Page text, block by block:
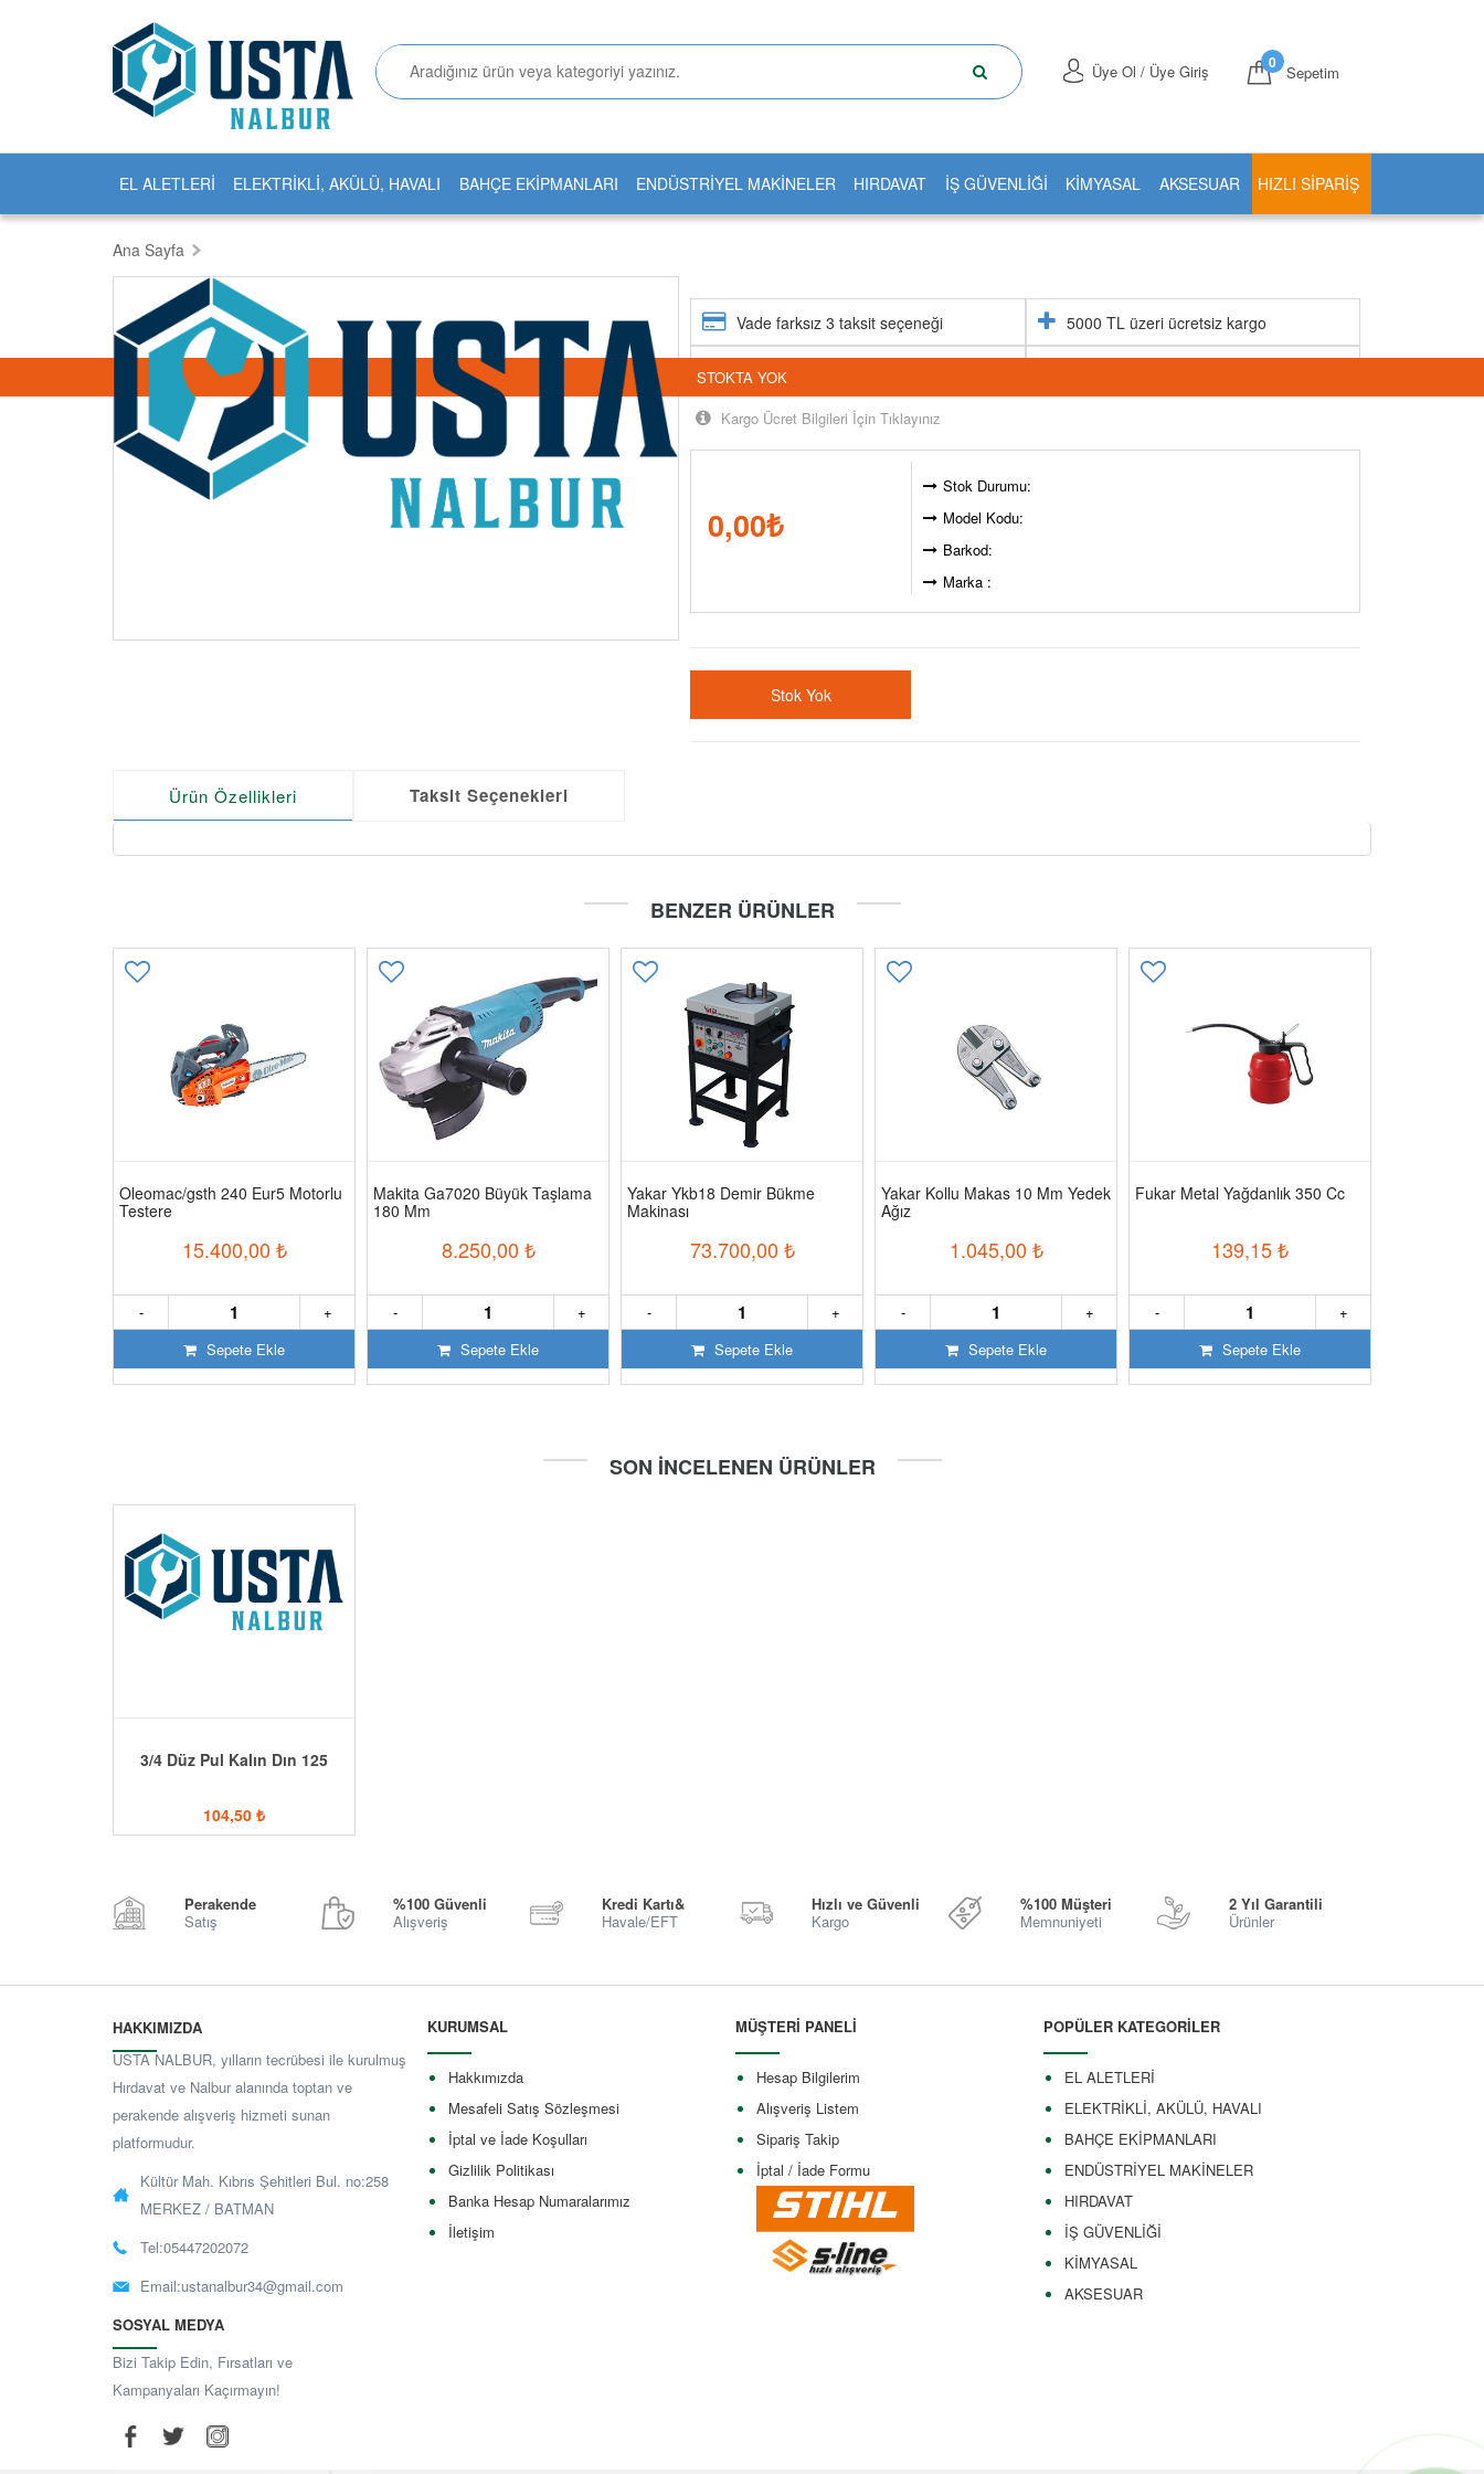
Sepetim
0
Üye Ol / Üye Giriş
EL ALETLERİ ELEKTRİKLİ, AKÜLÜ, HAVALI BAHÇE EKİPMANLARI ENDÜSTRİYEL MAKİNELER HIRDAVAT İŞ GÜVENLİĞİ KİMYASAL AKSESUAR HIZLI SIPARIŞ
Ana Sayfa
Vade farksız 3 taksit seçeneği 5000 TL üzeri ücretsiz kargo
24 saatte kargoda
Kargo Ücret Bilgileri İçin Tıklayınız
0,00₺
Stok Durumu:
STOKTA YOK
Model Kodu:
Barkod:
Marka :
Stok Yok
Ürün Özellikleri Taksit Seçenekleri
BENZER ÜRÜNLER
Oleomac/gsth 240 Eur5 Motorlu
Testere
15.400,00 ₺
+
-
Sepete Ekle
Makita Ga7020 Büyük Taşlama
180 Mm
8.250,00 ₺
+
-
Sepete Ekle
Yakar Ykb18 Demir Bükme
Makinası
73.700,00 ₺
+
-
Sepete Ekle
Yakar Kollu Makas 10 Mm Yedek
Ağız
1.045,00 ₺
+
-
Sepete Ekle
Fukar Metal Yağdanlık 350 Cc
139,15₺
+
-
Sepete Ekle
SON İNCELENEN ÜRÜNLER
3/4 Düz Pul Kalın Dın 125
104,50 ₺
Perakende
Satış
%100 Güvenli
Alışveriş
Kredi Kartı&
Havale/EFT
Hızlı ve Güvenli
Kargo
%100 Müşteri
Memnuniyeti
2 Yıl Garantili
Ürünler
HAKKIMIZDA
USTA NALBUR, yılların tecrübesi ile kurulmuş
Hırdavat ve Nalbur alanında toptan ve
perakende alışveriş hizmeti sunan
platformudur.
Kültür Mah. Kıbrıs Şehitleri Bul. no:258
MERKEZ / BATMAN
Tel:05447202072
Email:ustanalbur34@gmail.com
SOSYAL MEDYA
Bizi Takip Edin, Fırsatları ve
Kampanyaları Kaçırmayın!
KURUMSAL
Hakkımızda
Mesafeli Satış Sözleşmesi
İptal ve İade Koşulları
Gizlilik Politikası
Banka Hesap Numaralarımız
İletişim
MÜŞTERİ PANELİ
Hesap Bilgilerim
Alışveriş Listem
Sipariş Takip
İptal / İade Formu
POPÜLER KATEGORİLER
EL ALETLERİ
ELEKTRİKLİ, AKÜLÜ, HAVALI
BAHÇE EKİPMANLARI
ENDÜSTRİYEL MAKİNELER
HIRDAVAT
İŞ GÜVENLİĞİ
KİMYASAL
AKSESUAR